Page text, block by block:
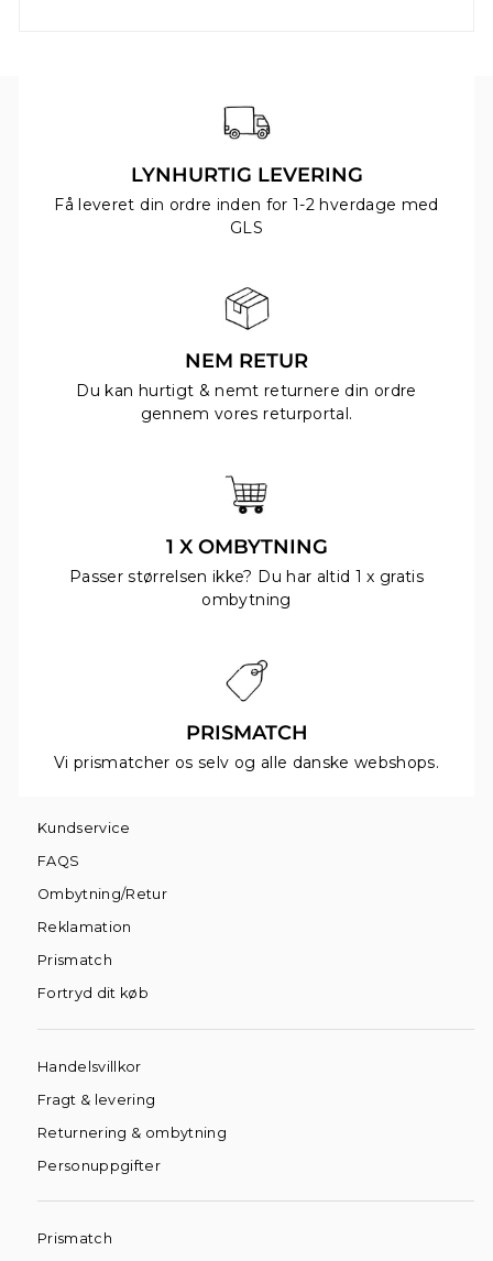
LYNHURTIG LEVERING
Få leveret din ordre inden for 1-2 hverdage med
GLS
NEM RETUR
Du kan hurtigt & nemt returnere din ordre
gennem vores returportal.
1 X OMBYTNING
Passer størrelsen ikke? Du har altid 1 x gratis
ombytning
PRISMATCH
Vi prismatcher os selv og alle danske webshops.
Kundservice
FAQS
Ombytning/Retur
Reklamation
Prismatch
Fortryd dit køb
Handelsvillkor
Fragt & levering
Returnering & ombytning
Personuppgifter
Prismatch